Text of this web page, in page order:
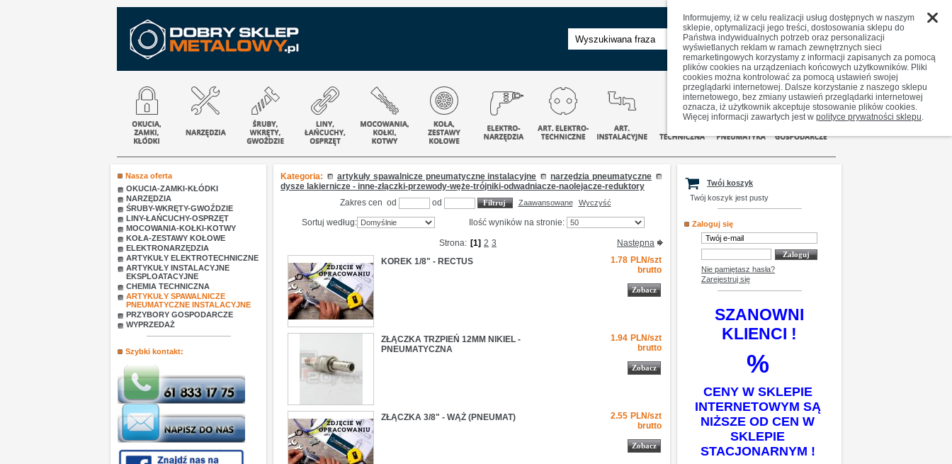
zaawansowane
Nasza oferta
OKUCIA-ZAMKI-KŁÓDKI
NARZĘDZIA
ŚRUBY-WKRĘTY-GWOŹDZIE
LINY-ŁAŃCUCHY-OSPRZĘT
MOCOWANIA-KOŁKI-KOTWY
KOŁA-ZESTAWY KOŁOWE
ELEKTRONARZĘDZIA
ARTYKUŁY ELEKTROTECHNICZNE
ARTYKUŁY INSTALACYJNE
EKSPLOATACYJNE
CHEMIA TECHNICZNA
ARTYKUŁY SPAWALNICZE
PNEUMATYCZNE INSTALACYJNE
PRZYBORY GOSPODARCZE
WYPRZEDAŻ
Szybki kontakt:
Kategoria: artykuły spawalnicze pneumatyczne instalacyjne
narzędzia pneumatyczne
dysze lakiernicze - inne-złączki-przewody-węże-trójniki-odwadniacze-naolejacze-reduktory
Zakres cen od
od Zaawansowane Wyczyść
Sortuj według: Ilość wyników na stronie:
Strona: [1] 2 3
Następna
KOREK 1/8" - RECTUS
1.78 PLN/szt
brutto
Zobacz
1.78 PLNszt
ZŁĄCZKA TRZPIEŃ 12MM NIKIEL -
PNEUMATYCZNA
1.94 PLN/szt
brutto
Zobacz
szt
ZŁĄCZKA 3/8" - WĄŻ (PNEUMAT) 2.55 PLN/szt
brutto
Zobacz
2.55 PLNszt
Twój koszyk
Twój koszyk jest pusty
Zaloguj się
Nie pamiętasz hasła?
Zarejestruj się
SZANOWNI
KLIENCI !
%
CENY W SKLEPIE
INTERNETOWYM SĄ
NIŻSZE OD CEN W
SKLEPIE
STACJONARNYM !
Informujemy, iż w celu realizacji usług dostępnych w naszym
sklepie, optymalizacji jego treści, dostosowania sklepu do
Państwa indywidualnych potrzeb oraz personalizacji
wyświetlanych reklam w ramach zewnętrznych sieci
remarketingowych korzystamy z informacji zapisanych za pomocą
plików cookies na urządzeniach końcowych użytkowników. Pliki
cookies można kontrolować za pomocą ustawień swojej
przeglądarki internetowej. Dalsze korzystanie z naszego sklepu
internetowego, bez zmiany ustawień przeglądarki internetowej
oznacza, iż użytkownik akceptuje stosowanie plików cookies.
Więcej informacji zawartych jest w polityce prywatności sklepu.